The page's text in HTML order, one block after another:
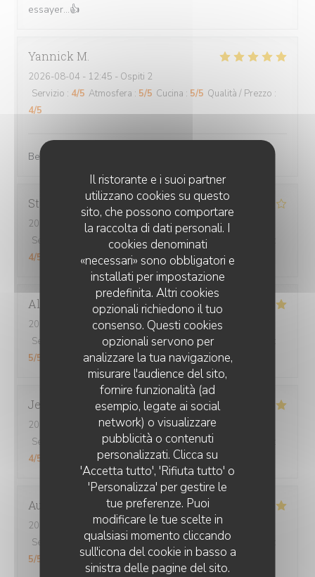
Il ristorante e i suoi partner
utilizzano cookies su questo
sito, che possono comportare
la raccolta di dati personali. I
cookies denominati
«necessari» sono obbligatori e
installati per impostazione
predefinita. Altri cookies
opzionali richiedono il tuo
consenso. Questi cookies
opzionali servono per
analizzare la tua navigazione,
misurare l'audience del sito,
fornire funzionalità (ad
esempio, legate ai social
network) o visualizzare
pubblicità o contenuti
personalizzati. Clicca su
'Accetta tutto', 'Rifiuta tutto' o
'Personalizza' per gestire le
tue preferenze. Puoi
modificare le tue scelte in
qualsiasi momento cliccando
sull'icona del cookie in basso a
sinistra delle pagine del sito.
essayer...👍
Yannick M
2026-08-04 - 12:45 - Ospiti 2
Servizio : 4/5 Atmosfera : 5/5 Cucina : 5/5 Qualità / Prezzo :
4/5
Bel accueil, le cadre est très agréable. On mange bien.
Stéphanie V
2026-08-01
- 19:30 - Ospiti 2
Servizio
Atmosfera: 4/5 Cucina:4/5
4/5
Alexia
2026-08-04
- 12:30 - Ospiti 3
Servizio
Atmosfera:5/5 Cucina: 5 /5 Qualità / Prezzo
5/5
Jerome
2026-08-01
- 21:15 - Ospiti 4
Servizio
Atmosfera:5/5 Cucina:5/5 Qualità / Prezzo
4/5
Aurélie
2026-08-03
- 19:45 - Ospiti 2
Servizio
/5 Atmosfera : 5/5 Cucina :5/5 Qualità / Prezzo
5/5
CHEZ GRAND-MÈRE